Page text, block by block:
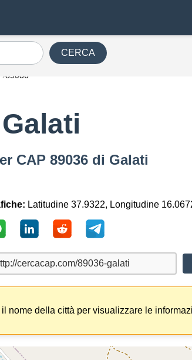
CERCA
89036
CAP 89036 di Galati
Latitudine 37.9322, Longitudine
il nome della città per visualizzare le